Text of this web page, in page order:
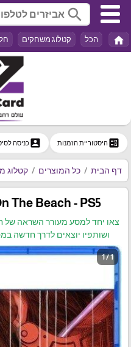
search
home הכל קטלוג משחקים
ballot היסטוריית הזמנות account_boxכניסה
דף הבית כל המוצרים קטלוג
The Beach - PS5
ושותפיו יוצאים לדרך חדשה
1 / 1